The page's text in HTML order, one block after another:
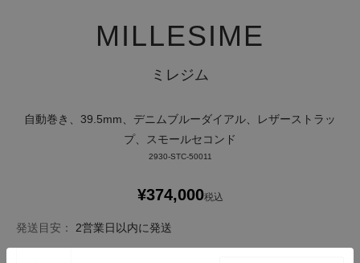
MILLESIME
ミレジム
自動巻き、39.5mm、デニムブルーダイアル、レザーストラッ
プ、スモールセコンド
2930-STC-50011
¥374,000税込
発送目安： 2営業日以内に発送